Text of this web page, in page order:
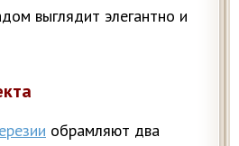
выглядит элегантно и
обрамляют два